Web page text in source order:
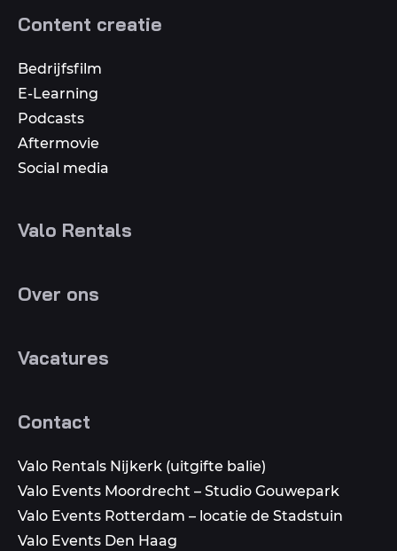
Content creatie
Bedrijfsfilm
E-Learning
Podcasts
Aftermovie
Social media
Valo Rentals
Over ons
Vacatures
Contact
Valo Rentals Nijkerk (uitgifte balie)
Valo Events Moordrecht – Studio Gouwepark
Valo Events Rotterdam – locatie de Stadstuin
Valo Events Den Haag